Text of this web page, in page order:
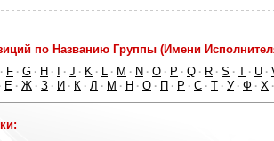
по Названию Группы (Имени
· F · G · H · · J · K · L · M · N · O · P · Q · R · S · T · U ·
· Е · Ж · З · И · К · Л · М · Н · О · П · Р · С · Т · У · Ф · Х